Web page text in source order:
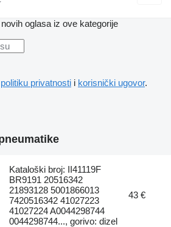
oglasa iz ove kategorije
politiku privatnosti i korisnički ugovor.
Kataloški broj: II41119F
BR9191 20516342
21893128 5001866013
7420516342 41027223
41027224 A0044298744
0044298744..., gorivo: dizel
43 €